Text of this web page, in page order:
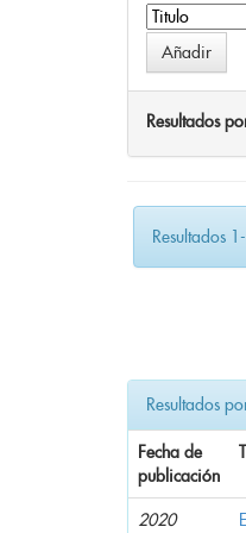
Resultados
Resultados
Resultados
Fecha de
publicación
2020